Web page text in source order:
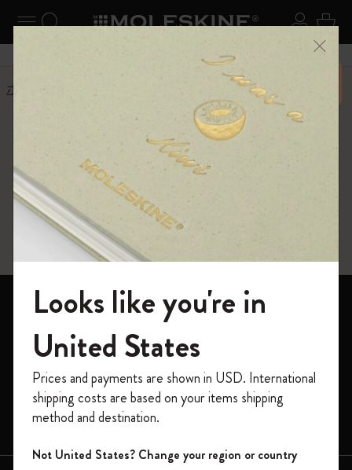
ナビゲーションの切替 ログ
検索 (キーワードなど) カ
6,500円以上のご購入で送料無料 メニ
ーを閉じる
ホーム
ギフト
クリエイティブな発想を高めるギフト
ノートブック
ダイアリー
限定版
バッグ
モレスキンの世界へようこそ
「WELCOME10」を入力すると、初回注
文が10%オフ＋送料無料になります。セ
ール・アウトレット品は適用外。
Moleskineアカウントを作成して限定オフ
ァーや会員特典、さらに多くのインスピ
Looks like you're in
United States
Prices and payments are shown in USD. International
shipping costs are based on your items shipping
method and destination.
Not United States? Change your region or country